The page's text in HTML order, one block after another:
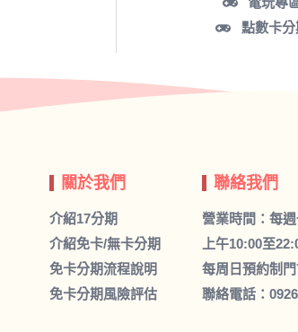
點數卡分
關於我們
介紹17分期
介紹免卡/無卡分期
免卡分期流程說明
免卡分期風險評估
聯絡我們
營業時間：每
上午10:00至
每周日預約制
聯絡電話：